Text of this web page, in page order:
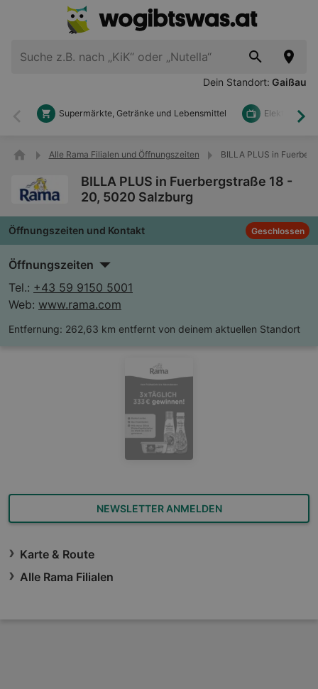
Dein Standort: Gaißau
Zurück
Supermärkte, Getränke und Lebensmittel Elektronik
Alle Rama Filialen und Öffnungszeiten BILLA PLUS in
BILLA PLUS in Fuerbergstraße 18 -
20, 5020 Salzburg
Öffnungszeiten und Kontakt Geschlossen
Öffnungszeiten
Tel.: +43 59 9150 5001
Web: www.rama.com
Entfernung: 262,63 km entfernt von deinem aktuellen Standort
NEWSLETTER ANMELDEN
Karte & Route
Alle Rama Filialen